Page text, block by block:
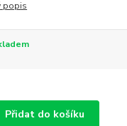
popis
Přidat do košíku